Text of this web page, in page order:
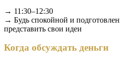
→ 11:30–12:30
→ Будь спокойной и
представить свои идеи
Когда обсуждать деньги